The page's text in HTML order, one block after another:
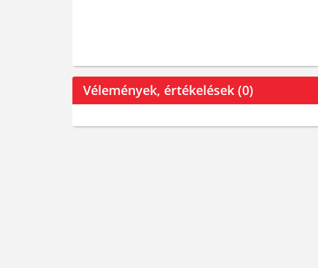
Vélemények, értékelések (0)